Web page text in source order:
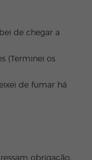
de chegar a
(Terminei os
de fumar há
obrigação,